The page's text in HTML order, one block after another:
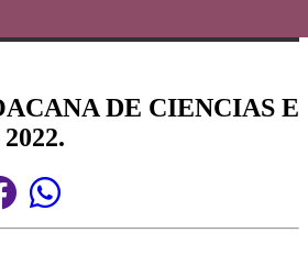
DE CIENCIAS E